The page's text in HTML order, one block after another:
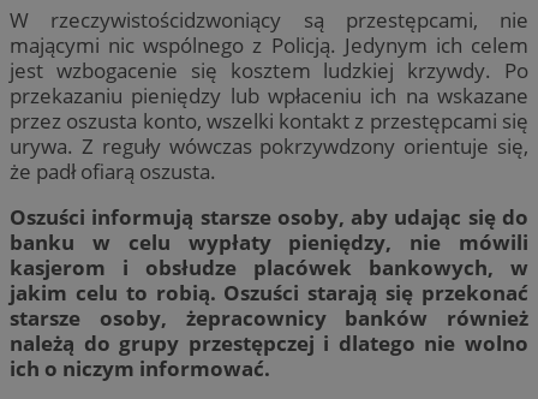
W rzeczywistościdzwoniący są przestępcami, nie
mającymi nic wspólnego z Policją. Jedynym ich celem
jest wzbogacenie się kosztem ludzkiej krzywdy. Po
przekazaniu pieniędzy lub wpłaceniu ich na wskazane
przez oszusta konto, wszelki kontakt z przestępcami się
urywa. Z reguły wówczas pokrzywdzony orientuje się,
że padł ofiarą oszusta.
Oszuści informują starsze osoby, aby udając się do
banku w celu wypłaty pieniędzy, nie mówili
kasjerom i obsłudze placówek bankowych, w
jakim celu to robią. Oszuści starają się przekonać
starsze osoby, żepracownicy banków również
należą do grupy przestępczej i dlatego nie wolno
ich o niczym informować.